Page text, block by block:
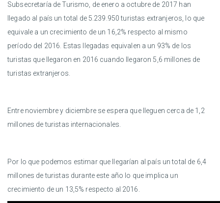
Subsecretaría de Turismo, de enero a octubre de 2017 han
llegado al país un total de 5.239.950 turistas extranjeros, lo que
equivale a un crecimiento de un 16,2% respecto al mismo
período del 2016. Estas llegadas equivalen a un 93% de los
turistas que llegaron en 2016 cuando llegaron 5,6 millones de
turistas extranjeros.
Entre noviembre y diciembre se espera que lleguen cerca de 1,2
millones de turistas internacionales.
Por lo que podemos estimar que llegarían al país un total de 6,4
millones de turistas durante este año lo que implica un
crecimiento de un 13,5% respecto al 2016.